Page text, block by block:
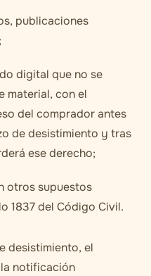
publicaciones
digital que no se
material, con el
del comprador antes
de desistimiento y tras
ese derecho;
otros supuestos
1837 del Código Civil.
desistimiento, el
notificación